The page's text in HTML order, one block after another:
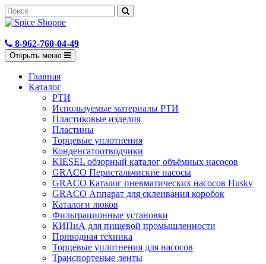
8-962-760-04-49
Открыть меню
Главная
Каталог
РТИ
Используемые материалы РТИ
Пластиковые изделия
Пластины
Торцевые уплотнения
Конденсатоотводчики
KIESEL обзорный каталог объёмных насосов
GRACO Перистальчиские насосы
GRACO Каталог пневматических насосов Husky
GRACO Аппарат для склеивания коробок
Каталоги люков
Фильтрационные установки
КИПиА для пищевой промышленности
Приводная техника
Торцевые уплотнения для насосов
Транспортеные ленты